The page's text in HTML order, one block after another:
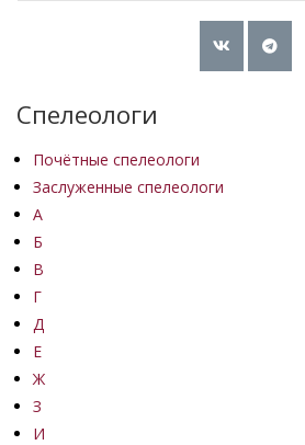
Спелеологи
Почётные спелеологи
Заслуженные спелеологи
А
Б
В
Г
Д
Е
Ж
З
И